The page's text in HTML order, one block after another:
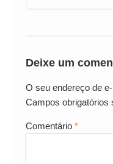
Deixe um
O seu endereço de
Campos obrigatórios
Comentário *